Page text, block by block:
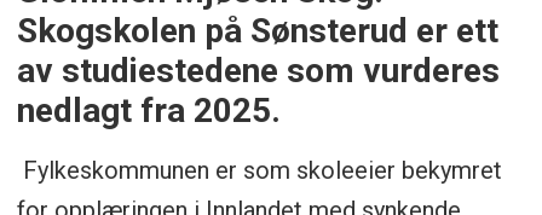
Skogskolen på Sønsterud er ett
av studiestedene som vurderes
nedlagt fra 2025.
Fylkeskommunen er som skoleeier bekymret